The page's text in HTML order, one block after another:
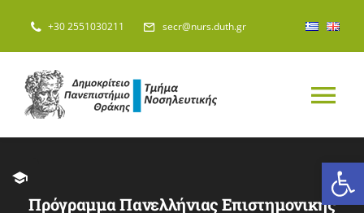
+30 2551030211 secr@nurs.duth.gr
Πρόγραμμα Πανελλήνιας Επιστημονικής